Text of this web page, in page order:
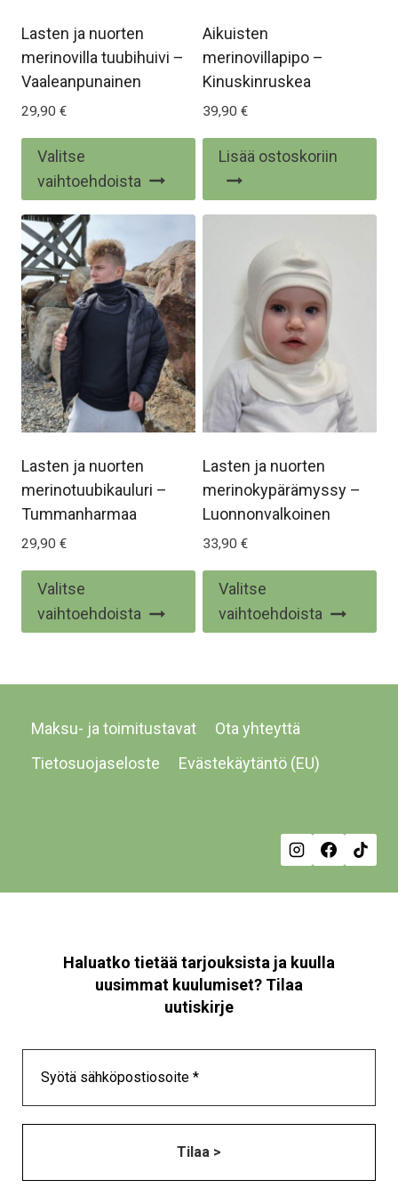
Lasten ja nuorten
merinovilla tuubihuivi –
Vaaleanpunainen
29,90 €
Valitse
vaihtoehdoista
Tällä
tuotteella
on
muunnelma.
Voit
tehdä
valinnat
tuotteen
sivulla.
Aikuisten
merinovillapipo –
Kinuskinruskea
39,90 €
Lisää ostoskoriin
Lasten ja nuorten
merinotuubikauluri –
Tummanharmaa
29,90 €
Valitse
vaihtoehdoista
Tällä
tuotteella
on
muunnelma.
tehdä
valinnat
Lasten ja nuorten
merinokypärämyssy –
Luonnonvalkoinen
33,90 €
Valitse
vaihtoehdoista
on
Maksu- ja toimitustavat
Ota yhteyttä
Tietosuojaseloste
Evästekäytäntö (EU)
Haluatko tietää tarjouksista ja kuulla
uusimmat kuulumiset? Tilaa
uutiskirje